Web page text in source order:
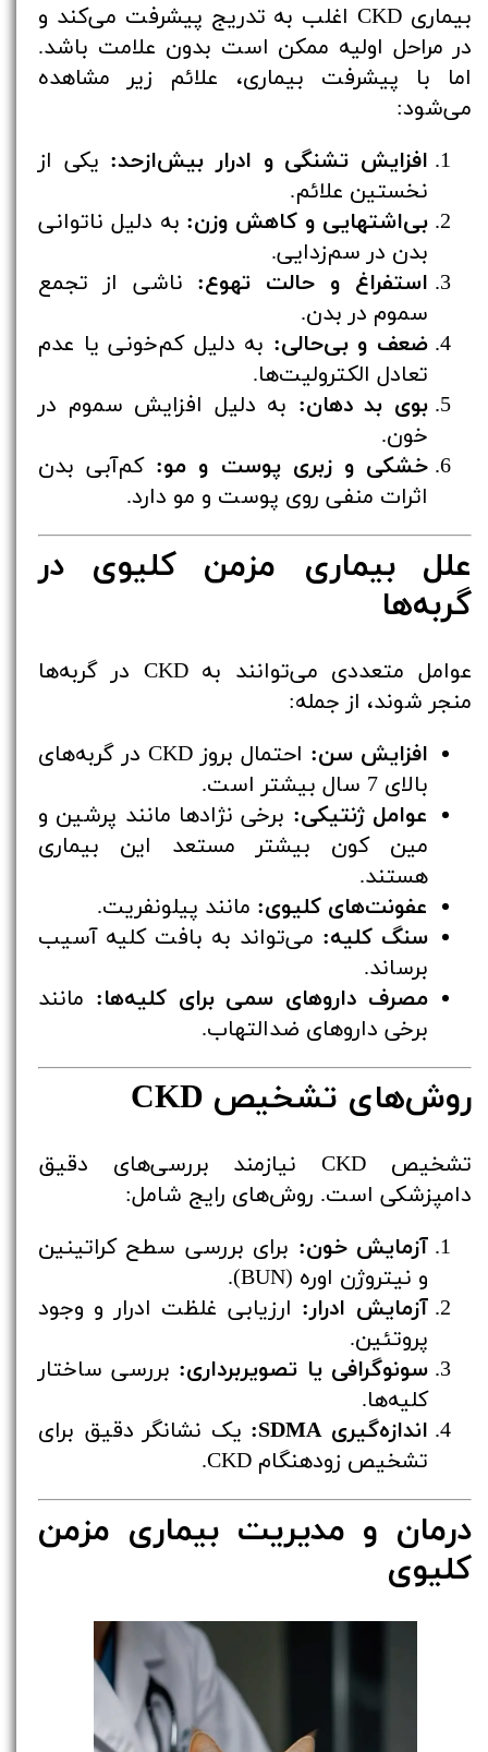
بیماری CKD اغلب به تدریج پیشرفت می‌کند و
در مراحل اولیه ممکن است بدون علامت باشد.
اما با پیشرفت بیماری، علائم زیر مشاهده
می‌شود:
افزایش تشنگی و ادرار بیش‌ازحد: یکی از
نخستین علائم.
بی‌اشتهایی و کاهش وزن: به دلیل ناتوانی
بدن در سم‌زدایی.
استفراغ و حالت تهوع: ناشی از تجمع
سموم در بدن.
ضعف و بی‌حالی: به دلیل کم‌خونی یا عدم
تعادل الکترولیت‌ها.
بوی بد دهان: به دلیل افزایش سموم در
خون.
خشکی و زبری پوست و مو: کم‌آبی بدن
اثرات منفی روی پوست و مو دارد.
علل بیماری مزمن کلیوی در
گربه‌ها
عوامل متعددی می‌توانند به CKD در گربه‌ها
منجر شوند، از جمله:
افزایش سن:
احتمال بروز CKD در گربه‌های
بالای 7 سال بیشتر است.
عوامل ژنتیکی: برخی نژادها مانند پرشین و
مین کون بیشتر مستعد این بیماری
هستند.
عفونت‌های کلیوی: مانند پیلونفریت.
سنگ کلیه: می‌تواند به بافت کلیه آسیب
برساند.
مصرف داروهای سمی برای کلیه‌ها: مانند
برخی داروهای ضدالتهاب.
روش‌های تشخیص CKD
تشخیص CKD نیازمند بررسی‌های دقیق
دامپزشکی است. روش‌های رایج شامل:
آزمایش خون: برای بررسی سطح کراتینین
و نیتروژن اوره (BUN).
آزمایش ادرار: ارزیابی غلظت ادرار و وجود
پروتئین.
سونوگرافی یا تصویربرداری: بررسی ساختار
کلیه‌ها.
اندازه‌گیری SDMA:
یک نشانگر دقیق برای
تشخیص زودهنگام CKD.
درمان و مدیریت بیماری مزمن
کلیوی